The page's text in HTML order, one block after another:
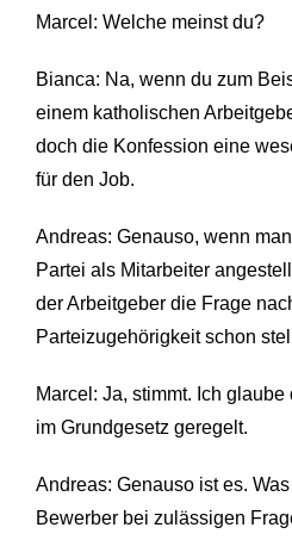
Marcel: Welche meinst du?
Bianca: Na, wenn du zum
einem katholischen
doch die Konfession eine
für den Job.
Andreas: Genauso, wenn
Partei als Mitarbeiter
der Arbeitgeber die Frage
Parteizugehörigkeit schon
Marcel: Ja, stimmt. Ich
im Grundgesetz geregelt.
Andreas: Genauso ist es.
Bewerber bei zulässigen